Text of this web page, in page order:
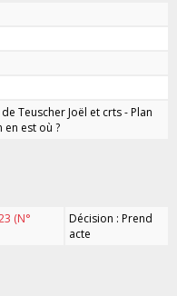
Teuscher Joël et crts - Plan
en est où ?
(N°
Décision : Prend
acte